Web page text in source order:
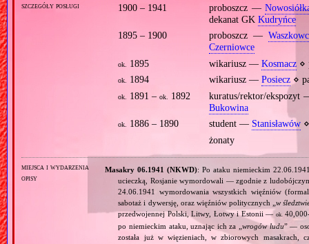
szczegóły posługi 1900 – 1941 proboszcz —
dekanat GK Kudryńce
1895 – 1900
proboszcz —
Czerniowce
ok. 1895 wikariusz — Kosmacz⋄
ok. 1894 wikariusz — Posiecz⋄
ok. 1891 –ok. 1892
kuratus/rektor/
Bukowina
ok. 1886 – 1890 student — Stanisławów⋄
żonaty
miejsca i wydarzenia
opisy
Masakry 06.1941 (NKWD): Po ataku niemieckim
ucieczką, Rosjanie wymordowali — zgodnie z
24.06.1941 wymordowania wszystkich więźniów
sabotaż i dywersję, oraz więźniów politycznych „ w
przedwojennej Polski, Litwy, Łotwy i Estonii — ok.
po niemieckim ataku, uznając ich za „wrogów ludu” —
została już w więzieniach, w zbiorowych masakrach,